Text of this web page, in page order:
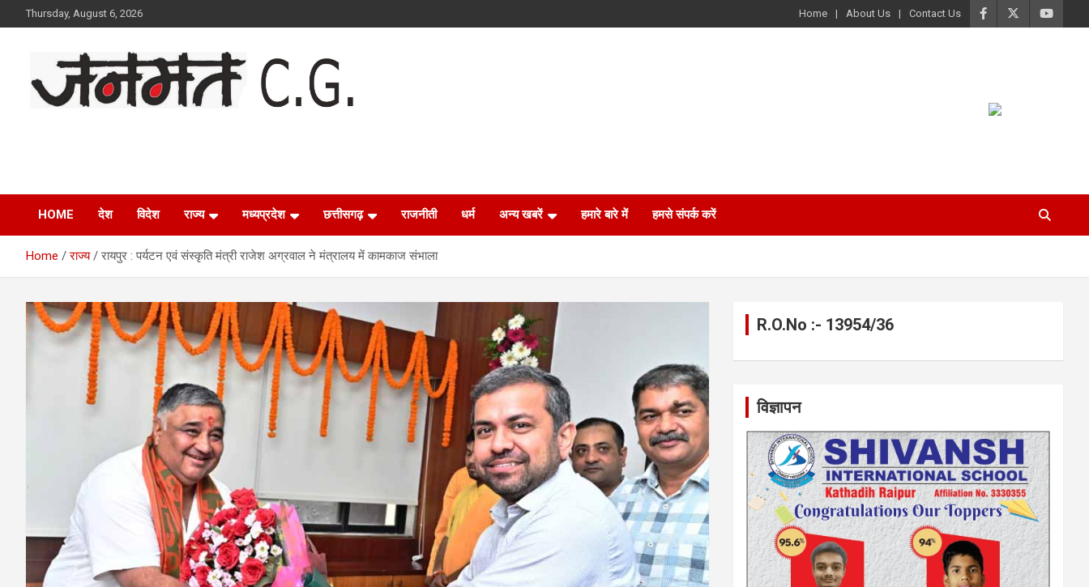
to
Thursday, August 6, 2026 Home About Us Contact Us
HOME देश विदेश राज्य मध्यप्रदेश छत्तीसगढ़ राजनीती धर्म अन्य खबरें हमारे बारे में हमसे संपर्क करें
Home राज्य रायपुर : पर्यटन एवं संस्कृति मंत्री राजेश अग्रवाल ने मंत्रालय में कामकाज संभाला
R.O.No :- 13954/36
विज्ञापन